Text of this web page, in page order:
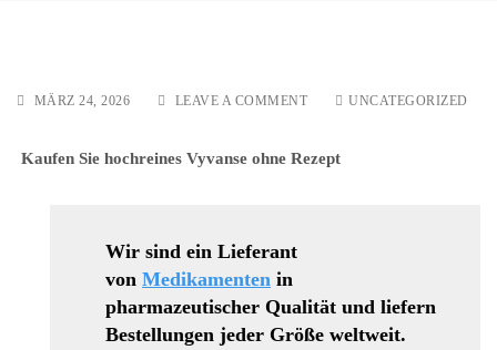
MÄRZ 24, 2026 LEAVE A COMMENTON
ONLINE
UNCATEGORIZED
Kaufen Sie hochreines Vyvanse ohne Rezept
Wir sind ein Lieferant
von Medikamenten in
pharmazeutischer Qualität und liefern
Bestellungen jeder Größe weltweit.